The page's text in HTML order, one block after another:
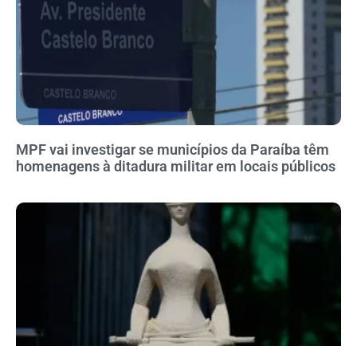
MPF vai investigar se municípios da Paraíba têm
homenagens à ditadura militar em locais públicos